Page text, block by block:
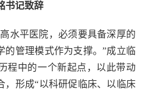
书记致辞
水平医院，必须要具备深厚的
的管理模式作为支撑。”成立临
程中的一个新起点，以此带动
，形成“以科研促临床、以临床